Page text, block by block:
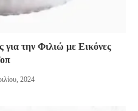
για την Φιλιώ με Εικόνες
2024